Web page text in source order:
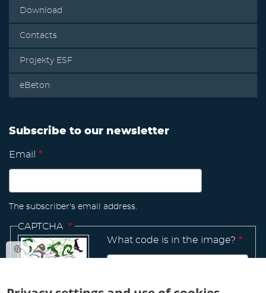
Download
Contacts
Projekty ESF
eBeton
Subscribe to our newsletter
Email
The subscriber's email address.
CAPTCHA
What code is in the image?